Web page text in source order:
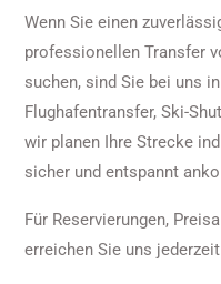
Wenn Sie einen
professionellen Transfer
suchen, sind Sie bei uns
Flughafentransfer, Ski-
wir planen Ihre Strecke
sicher und entspannt
Für Reservierungen,
erreichen Sie uns